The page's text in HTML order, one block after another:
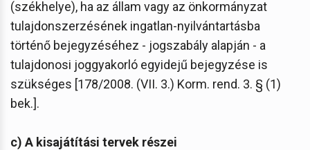
(székhelye), ha az állam vagy az önkormányzat
tulajdonszerzésének ingatlan-nyilvántartásba
történő bejegyzéséhez - jogszabály alapján - a
tulajdonosi joggyakorló egyidejű bejegyzése is
szükséges [178/2008. (VII. 3.) Korm. rend. 3. § (1)
bek.].
c) A kisajátítási tervek részei